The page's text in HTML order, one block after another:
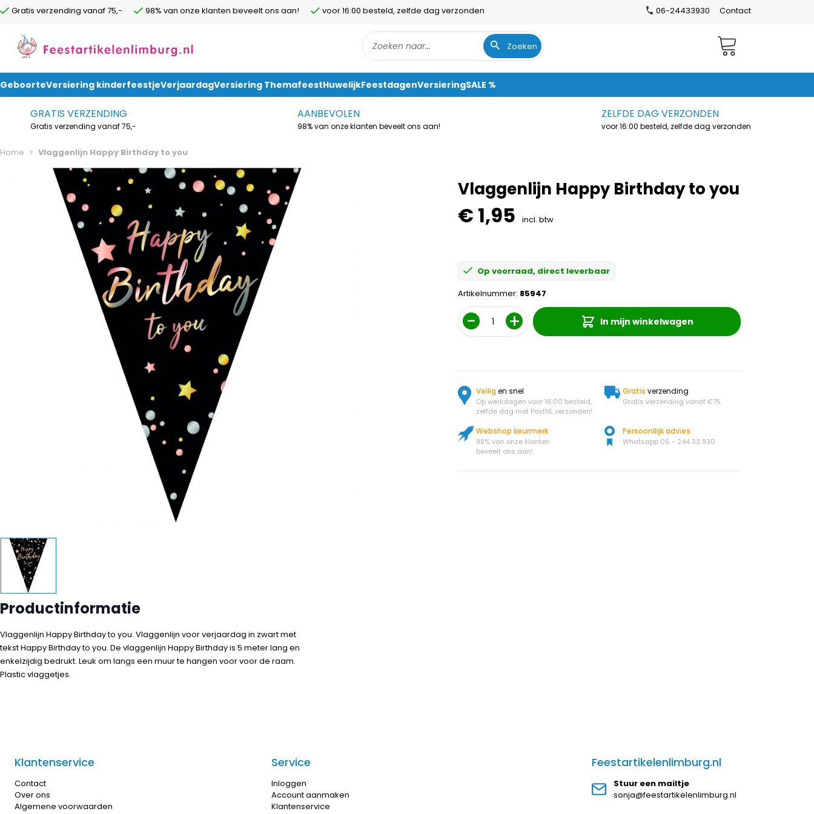
Gratis verzending vanaf 75,- 98% van onze klanten beveelt ons aan! voor 16:00 besteld, zelfde dag verzonden 06-24433930 Contact
Zoeken Winkelwagen
GeboorteVersiering kinderfeestjeVerjaardagVersiering ThemafeestHuwelijkFeestdagenVersieringSALE %
GRATIS VERZENDING
Gratis verzending vanaf 75,-
AANBEVOLEN
98% van onze klanten beveelt ons aan!
ZELFDE DAG VERZONDEN
voor 16:00 besteld, zelfde dag verzonden
Home > Vlaggenlijn Happy Birthday to you
Vlaggenlijn Happy Birthday to you
€ 1,95 incl. btw
Op voorraad, direct leverbaar
Artikelnummer: 85947
Aantal
In mijn winkelwagen
Veiligen snel
Op werkdagen voor 16:00 besteld,
zelfde dag met PostNL verzonden!
Gratis verzending
Gratis verzending vanaf €75.
Webshop keurmerk
98% van onze klanten
beveelt ons aan!
Persoonllijk advies
Whatsapp 06 - 244 33 930
Productinformatie
Vlaggenlijn Happy Birthday to you. Vlaggenlijn voor verjaardag in zwart met
tekst Happy Birthday to you. De vlaggenlijn Happy Birthday is 5 meter lang en
enkelzijdig bedrukt. Leuk om langs een muur te hangen voor voor de raam.
Plastic vlaggetjes.
Klantenservice
Contact
Over ons
Algemene voorwaarden
Service
Inloggen
Account aanmaken
Klantenservice
Feestartikelenlimburg.nl
Stuur een mailtje
sonja@feestartikelenlimburg.nl